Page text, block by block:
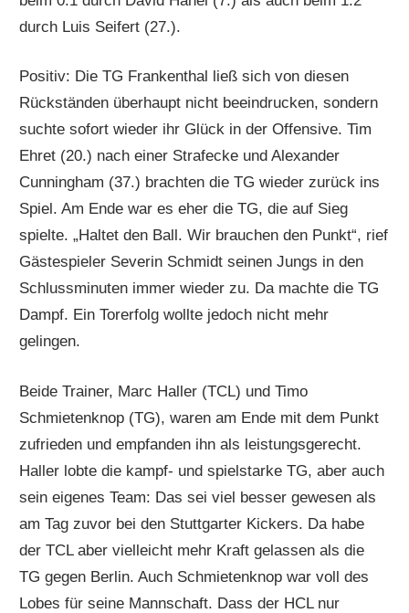
durch Luis Seifert (27.).
Positiv: Die TG Frankenthal ließ sich von diesen
Rückständen überhaupt nicht beeindrucken, sondern
suchte sofort wieder ihr Glück in der Offensive. Tim
Ehret (20.) nach einer Strafecke und Alexander
Cunningham (37.) brachten die TG wieder zurück ins
Spiel. Am Ende war es eher die TG, die auf Sieg
spielte. „Haltet den Ball. Wir brauchen den Punkt“, rief
Gästespieler Severin Schmidt seinen Jungs in den
Schlussminuten immer wieder zu. Da machte die TG
Dampf. Ein Torerfolg wollte jedoch nicht mehr
gelingen.
Beide Trainer, Marc Haller (TCL) und Timo
Schmietenknop (TG), waren am Ende mit dem Punkt
zufrieden und empfanden ihn als leistungsgerecht.
Haller lobte die kampf- und spielstarke TG, aber auch
sein eigenes Team: Das sei viel besser gewesen als
am Tag zuvor bei den Stuttgarter Kickers. Da habe
der TCL aber vielleicht mehr Kraft gelassen als die
TG gegen Berlin. Auch Schmietenknop war voll des
Lobes für seine Mannschaft. Dass der HCL nur